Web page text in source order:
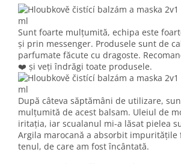
Sunt foarte mulțumită, echipa este
și prin messenger. Produsele sunt de
parfumate făcute cu dragoste.
❤️ și veți îndrăgi toate produsele.
După câteva săptămâni de utilizare,
mulțumită de acest balsam. Uleiul de
iritația, iar scualanul mi-a lăsat pielea
Argila marocană a absorbit impuritățile
tenul, de care am fost încântată.